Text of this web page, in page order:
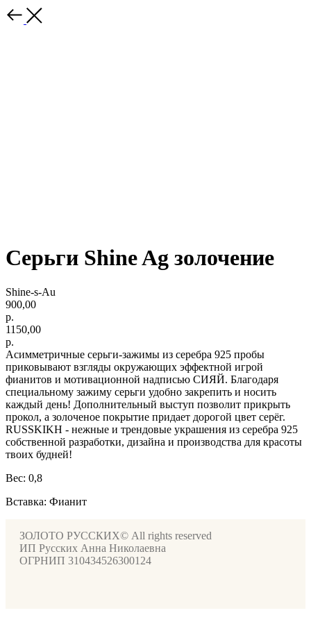
Серьги Shine Ag золочение
Shine-s-Au
900,00
р.
1150,00
р.
Асимметричные серьги-зажимы из серебра 925 пробы
приковывают взгляды окружающих эффектной игрой
фианитов и мотивационной надписью СИЯЙ. Благодаря
специальному зажиму серьги удобно закрепить и носить
каждый день! Дополнительный выступ позволит прикрыть
прокол, а золоченое покрытие придает дорогой цвет серёг.
RUSSKIKH - нежные и трендовые украшения из серебра 925
собственной разработки, дизайна и производства для красоты
твоих будней!
Вес: 0,8
Вставка: Фианит
ЗОЛОТО РУССКИХ© All rights reserved
ИП Русских Анна Николаевна
ОГРНИП 310434526300124